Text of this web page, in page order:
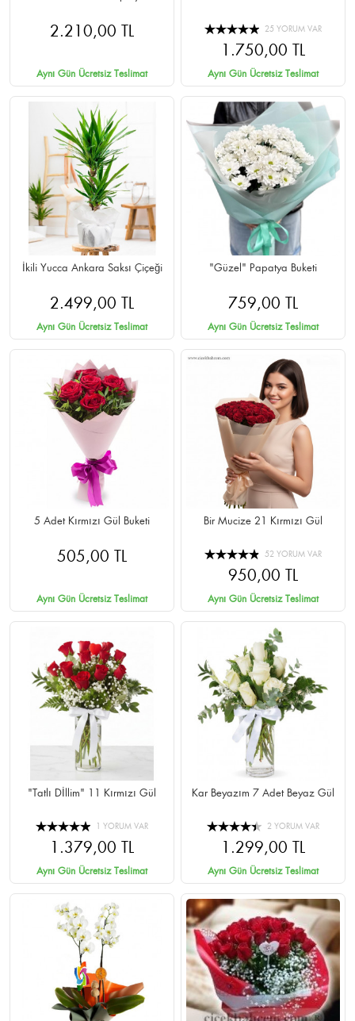
2.210,00 TL
Aynı Gün Ücretsiz Teslimat
25 YORUM VAR
1.750,00 TL
Aynı Gün Ücretsiz Teslimat
İkili Yucca Ankara Saksı Çiçeği
2.499,00 TL
Aynı Gün Ücretsiz Teslimat
"Güzel" Papatya Buketi
759,00 TL
Aynı Gün Ücretsiz Teslimat
5 Adet Kırmızı Gül Buketi
505,00 TL
Aynı Gün Ücretsiz Teslimat
Bir Mucize 21 Kırmızı Gül
52 YORUM VAR
950,00 TL
Aynı Gün Ücretsiz Teslimat
"Tatlı Dİllim" 11 Kırmızı Gül
1 YORUM VAR
1.379,00 TL
Aynı Gün Ücretsiz Teslimat
Kar Beyazım 7 Adet Beyaz Gül
2 YORUM VAR
1.299,00 TL
Aynı Gün Ücretsiz Teslimat